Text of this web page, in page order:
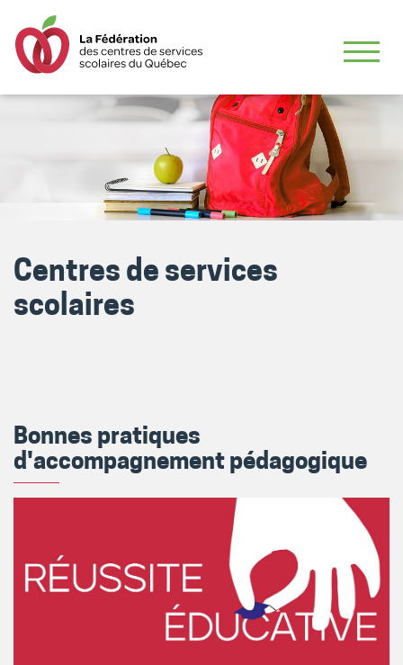
Centres de services
scolaires
Bonnes pratiques
d'accompagnement pédagogique